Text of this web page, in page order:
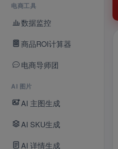
电商工具
数据监控
商品ROI计算器
电商导师团
AI 图片
AI 主图生成
AI SKU生成
AI 详情生成
蛤蟆AI电商 · AI Video
NEW
Seedance
2.5，